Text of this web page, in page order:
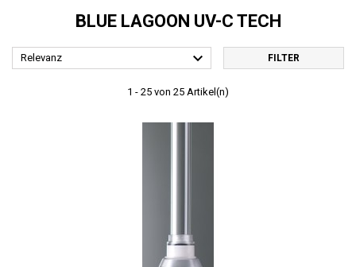
BLUE LAGOON UV-C TECH
Relevanz  FILTER
1 - 25 von 25 Artikel(n)